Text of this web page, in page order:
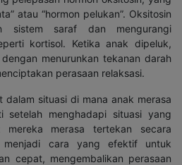
atau “hormon pelukan”. Oksitosin
sistem saraf dan mengurangi
kortisol. Ketika anak dipeluk,
menurunkan tekanan darah
perasaan relaksasi.
dalam situasi di mana anak merasa
setelah menghadapi situasi yang
mereka merasa tertekan secara
menjadi cara yang efektif untuk
cepat, mengembalikan perasaan